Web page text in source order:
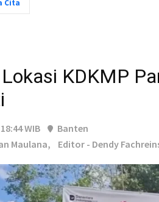
Cita
KDKMP
WIB
Banten
Maulana,
Editor - Dendy